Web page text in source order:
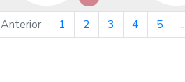
Anteriorpágina anterior
1 2 3 4 5